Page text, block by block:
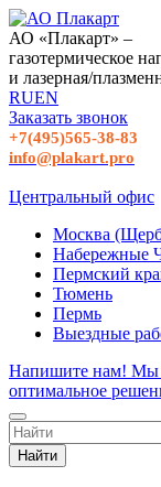
АО «Плакарт» –
газотермическое
и лазерная/
RUEN
Заказать звонок
+7(495)565-38-83
info@plakart.pro
Центральный офис
Москва
Набережные
Пермский
Тюмень
Пермь
Выездные
Напишите нам! Мы
оптимальное
Найти